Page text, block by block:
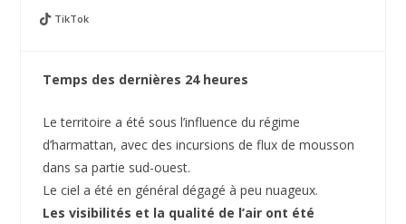
TikTok
Temps des dernières 24 heures
Le territoire a été sous l’influence du régime
d’harmattan, avec des incursions de flux de mousson
dans sa partie sud-ouest.
Le ciel a été en général dégagé à peu nuageux.
Les visibilités et la qualité de l’air ont été